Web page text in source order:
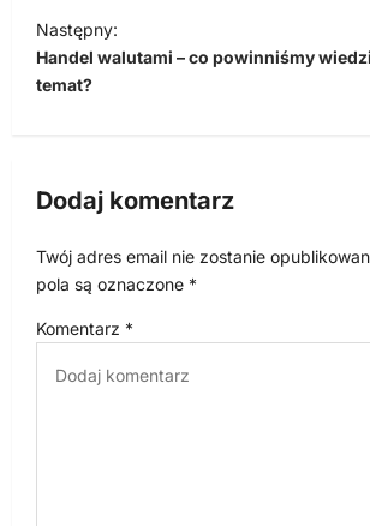
w
i
g
j
w
p
i
Następny:
Handel walutami – co powinniśmy
temat?
Dodaj komentarz
Twój adres email nie zostanie
pola są oznaczone *
Komentarz *